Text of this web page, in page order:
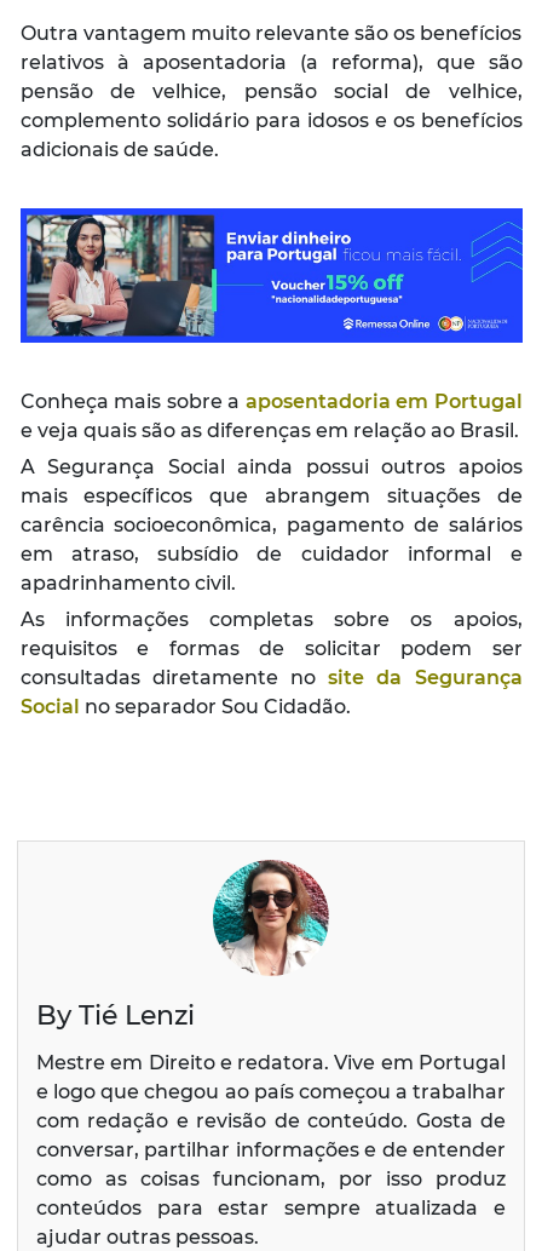
Outra vantagem muito relevante são os benefícios
relativos à aposentadoria (a reforma), que são
pensão de velhice, pensão social de velhice,
complemento solidário para idosos e os benefícios
adicionais de saúde.
Conheça mais sobre a aposentadoria em Portugal
e veja quais são as diferenças em relação ao Brasil.
A Segurança Social ainda possui outros apoios
mais específicos que abrangem situações de
carência socioeconômica, pagamento de salários
em atraso, subsídio de cuidador informal e
apadrinhamento civil.
As informações completas sobre os apoios,
requisitos e formas de solicitar podem ser
consultadas diretamente nosite da Segurança
Social no separador Sou Cidadão.
By Tié Lenzi
Mestre em Direito e redatora. Vive em Portugal
e logo que chegou ao país começou a trabalhar
com redação e revisão de conteúdo. Gosta de
conversar, partilhar informações e de entender
como as coisas funcionam, por isso produz
conteúdos para estar sempre atualizada e
ajudar outras pessoas.